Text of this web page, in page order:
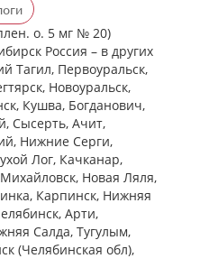
покрытые
5 мг N14) ЮСБ
Швейцария
727,00
покрытые
5 мг N7) ЮСБ
Швейцария
442,00
для приема внутрь 5
капельница)
Эйсика
о. 5 мг № 20)
Россия – в других
Тагил, Первоуральск,
Новоуральск,
Кушва, Богданович,
Сысерть, Ачит,
Нижние Cерги,
Лог, Качканар,
Новая Ляля,
Карпинск, Нижняя
Арти,
Салда, Тугулым,
(Челябинская обл),